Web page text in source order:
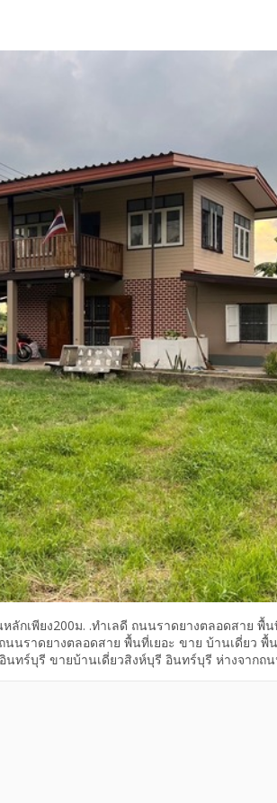
กเพียง200ม. .ทำเลดี ถนนราดยางตลอดสาย พื้น
นราดยางตลอดสาย พื้นที่เยอะ ขาย บ้านเดี่ยว พื้
นทร์บุรี ขายบ้านเดี่ยวสิงห์บุรี อินทร์บุรี ห่างจากถ